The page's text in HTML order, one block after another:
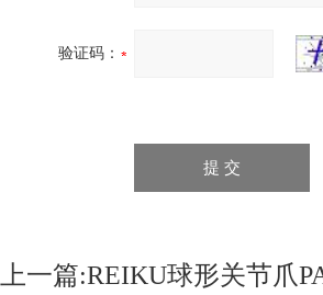
验证码：
上一篇:REIKU球形关节爪